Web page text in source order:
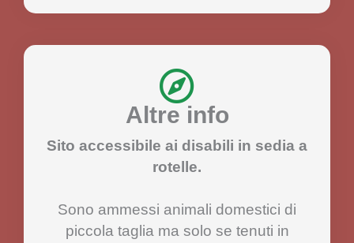
Altre info
Sito accessibile ai disabili in sedia a
rotelle.
Sono ammessi animali domestici di
piccola taglia ma solo se tenuti in